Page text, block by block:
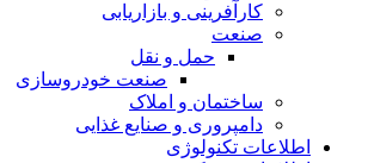
کارآفرینی و بازاریابی
صنعت
حمل و نقل
صنعت خودروسازی
ساختمان و املاک
دامپروری و صنایع غذایی
اطلاعات تکنولوژی